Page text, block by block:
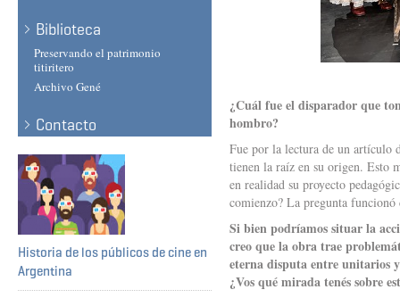
Biblioteca
Preservando el patrimonio
titiritero
Archivo Gené
Contacto
Historia de los públicos de cine en
Argentina
¿Cuál fue el disparador que
hombro?
Fue por la lectura de un artículo
tienen la raíz en su origen. Esto
en realidad su proyecto
comienzo? La pregunta
Si bien podríamos situar la
creo que la obra trae
eterna disputa entre unitarios
¿Vos qué mirada tenés sobre